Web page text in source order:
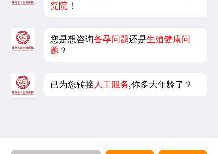
究院 ！
您是想咨询备孕问题还是生殖健康问
题 ？
已为您转接 人工服务,你多大年龄了？